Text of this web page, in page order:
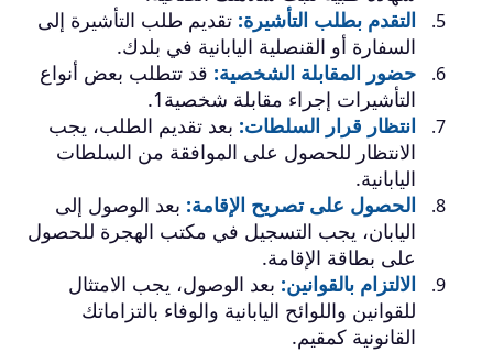
التقدم بطلب التأشيرة: تقديم طلب التأشيرة إلى
السفارة أو القنصلية اليابانية في بلدك.
حضور المقابلة الشخصية: قد تتطلب بعض أنواع
التأشيرات إجراء مقابلة شخصية1.
انتظار قرار السلطات: بعد تقديم الطلب، يجب
الانتظار للحصول على الموافقة من السلطات
اليابانية.
الحصول على تصريح الإقامة: بعد الوصول إلى
اليابان، يجب التسجيل في مكتب الهجرة للحصول
على بطاقة الإقامة.
الالتزام بالقوانين: بعد الوصول، يجب الامتثال
للقوانين واللوائح اليابانية والوفاء بالتزاماتك
القانونية كمقيم.